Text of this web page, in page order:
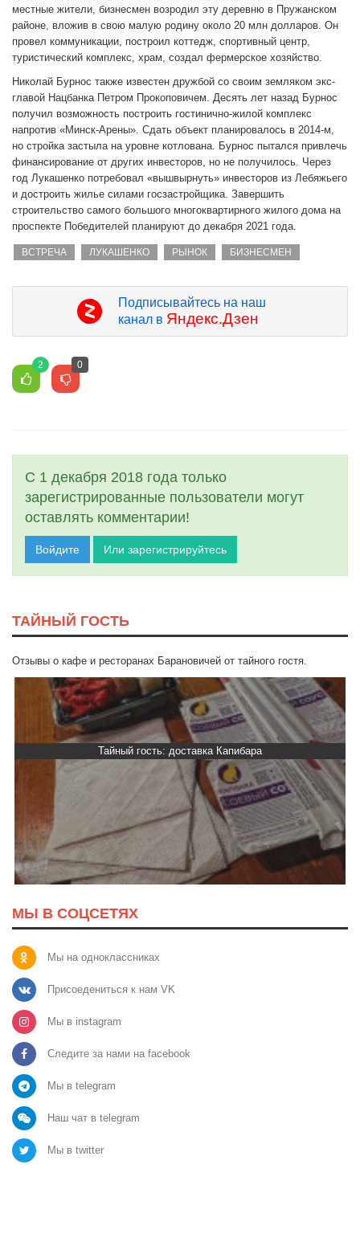
местные жители, бизнесмен возродил эту деревню в Пружанском
районе, вложив в свою малую родину около 20 млн долларов. Он
провел коммуникации, построил коттедж, спортивный центр,
туристический комплекс, храм, создал фермерское хозяйство.
Николай Бурнос также известен дружбой со своим земляком экс-
главой Нацбанка Петром Прокоповичем. Десять лет назад Бурнос
получил возможность построить гостинично-жилой комплекс
напротив «Минск-Арены». Сдать объект планировалось в 2014-м,
но стройка застыла на уровне котлована. Бурнос пытался привлечь
финансирование от других инвесторов, но не получилось. Через
год Лукашенко потребовал «вышвырнуть» инвесторов из Лебяжьего
и достроить жилье силами госзастройщика. Завершить
строительство самого большого многоквартирного жилого дома на
проспекте Победителей планируют до декабря 2021 года.
ВСТРЕЧА ЛУКАШЕНКО РЫНОК БИЗНЕСМЕН
Подписывайтесь на наш
канал в Яндекс.Дзен
2 0
С 1 декабря 2018 года только
зарегистрированные пользователи могут
оставлять комментарии!
Войдите Или зарегистрируйтесь
ТАЙНЫЙ ГОСТЬ
Отзывы о кафе и ресторанах Барановичей от тайного гостя.
Тайный гость: доставка Капибара
МЫ В СОЦСЕТЯХ
Мы на одноклассниках
Присоедениться к нам VK
Мы в instagram
Следите за нами на facebook
Мы в telegram
Наш чат в telegram
Мы в twitter